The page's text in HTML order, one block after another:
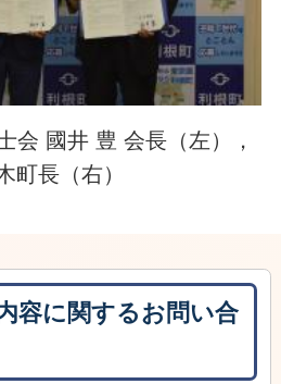
國井 豊 会長（左），
町長（右）
容に関するお問い合